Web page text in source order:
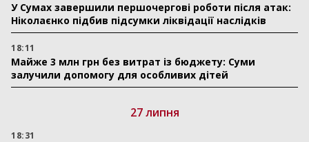
У Сумах завершили першочергові роботи після атак:
Ніколаєнко підбив підсумки ліквідації наслідків
18:11
Майже 3 млн грн без витрат із бюджету: Суми
залучили допомогу для особливих дітей
27 липня
18:31